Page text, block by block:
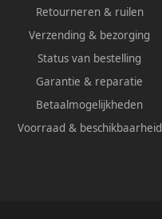
Retourneren & ruilen
Verzending & bezorging
Status van bestelling
Garantie & reparatie
Betaalmogelijkheden
Voorraad & beschikbaarheid